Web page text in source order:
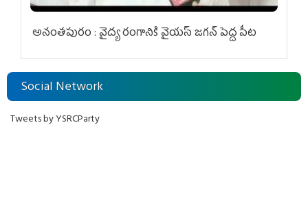
అనంతపురం : వైద్య రంగానికి వైయ‌స్ జ‌గ‌న్ పెద్ద పీట
Social Network
Tweets by YSRCParty